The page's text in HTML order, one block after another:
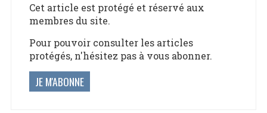
Cet article est protégé et réservé aux
membres du site.
Pour pouvoir consulter les articles
protégés, n'hésitez pas à vous abonner.
JE M'ABONNE